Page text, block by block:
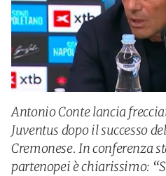
Antonio Conte lancia
Juventus dopo il successo
Cremonese. In conferenza
partenopei è chiarissimo: